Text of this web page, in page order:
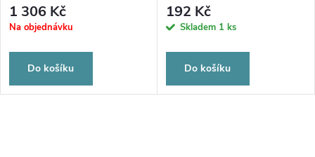
1 306 Kč
Na objednávku
Do košíku
192 Kč
Skladem 1 ks
Do košíku